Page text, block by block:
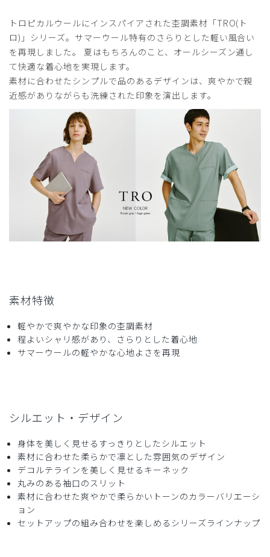
ピックアップレビュー
ご購入者様
購入確認済み
2025-07-11
年齢:40代 166-170cm 体重: 51-55kg
や可愛い、涼しそう！と言った声が多く大好評でした。同業
者で同じスクラブ着用されてる方もいてクラシコさん大人気
だなと実感しました。また違うスクラブ購入したいです。
商品：772レディース:スクラブトップス・TRO/ピン
ク/M
役に立った 1
年齢:50代
ちょっとサイズが小さいです。一度洗濯しましたが、返品で
きませんか？
商品：772レディース:スクラブトップス・TRO/チャコ
nuspirit様
購入確認済み
2026-06-17
年齢: 60代 身長:171-175cm 体重:66-70kg
サイズ感
ストレッチ感 よく伸びる
伸びない
トロピカルウールにインスパイアされた杢調素材「TRO(ト
ロ)」シリーズ。サマーウール特有のさらりとした軽い風合い
を再現しました。 夏はもちろんのこと、オールシーズン通し
て快適な着心地を実現します。
素材に合わせたシンプルで品のあるデザインは、爽やかで親
近感がありながらも洗練された印象を演出します。
素材特徴
軽やかで爽やかな印象の杢調素材
程よいシャリ感があり、さらりとした着心地
サマーウールの軽やかな心地よさを再現
シルエット・デザイン
身体を美しく見せるすっきりとしたシルエット
素材に合わせた柔らかで凛とした雰囲気のデザイン
デコルテラインを美しく見せるキーネック
丸みのある袖口のスリット
素材に合わせた爽やかで柔らかいトーンのカラーバリエーシ
ョン
セットアップの組み合わせを楽しめるシリーズラインナップ